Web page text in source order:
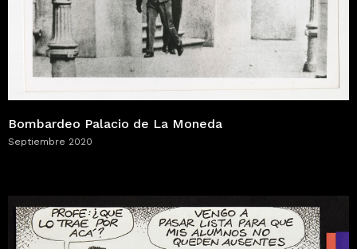
Bombardeo Palacio de La Moneda
Septiembre 2020